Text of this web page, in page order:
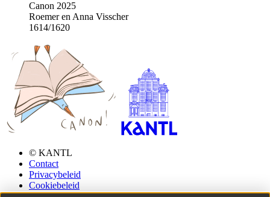
Canon 2025
Roemer en Anna Visscher
1614/1620
© KANTL
Contact
Privacybeleid
Cookiebeleid